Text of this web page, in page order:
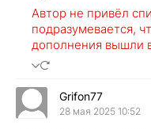
Автор не привёл
подразумевается,
дополнения вышли
Grifon77
28 мая 2025 10:52